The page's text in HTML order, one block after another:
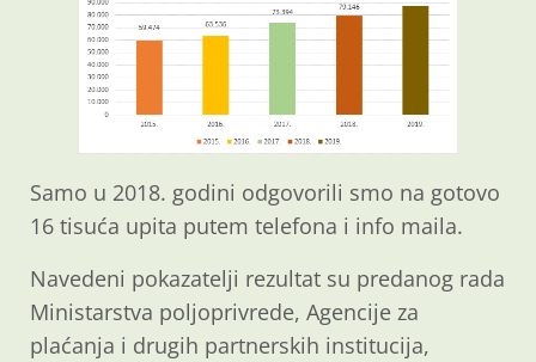
Samo u 2018. godini odgovorili smo na gotovo
16 tisuća upita putem telefona i info maila.
Navedeni pokazatelji rezultat su predanog rada
Ministarstva poljoprivrede, Agencije za
plaćanja i drugih partnerskih institucija,